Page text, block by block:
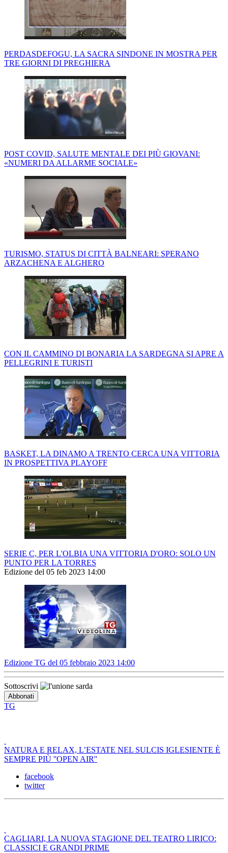
PERDASDEFOGU, LA SACRA SINDONE IN MOSTRA PER
TRE GIORNI DI PREGHIERA
POST COVID, SALUTE MENTALE DEI PIÙ GIOVANI:
«NUMERI DA ALLARME SOCIALE»
TURISMO, STATUS DI CITTÀ BALNEARI: SPERANO
ARZACHENA E ALGHERO
CON IL CAMMINO DI BONARIA LA SARDEGNA SI APRE A
PELLEGRINI E TURISTI
BASKET, LA DINAMO A TRENTO CERCA UNA VITTORIA
IN PROSPETTIVA PLAYOFF
SERIE C, PER L'OLBIA UNA VITTORIA D'ORO: SOLO UN
PUNTO PER LA TORRES
Edizione del 05 feb 2023 14:00
Edizione TG del 05 febbraio 2023 14:00
Sottoscrivi
TG
NATURA E RELAX, L’ESTATE NEL SULCIS IGLESIENTE È
SEMPRE PIÙ ''OPEN AIR''
facebook
twitter
CAGLIARI, LA NUOVA STAGIONE DEL TEATRO LIRICO:
CLASSICI E GRANDI PRIME